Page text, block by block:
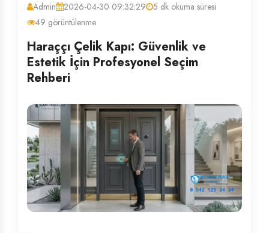
Admin 2026-04-30 09:32:29
5 dk okuma süresi
49 görüntülenme
Haraççı Çelik Kapı: Güvenlik ve
Estetik İçin Profesyonel Seçim
Rehberi